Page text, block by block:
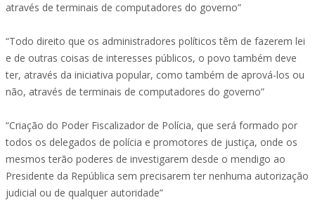
através de terminais de computadores do governo”
“Todo direito que os administradores políticos têm de fazerem lei
e de outras coisas de interesses públicos, o povo também deve
ter, através da iniciativa popular, como também de aprová-los ou
não, através de terminais de computadores do governo”
“Criação do Poder Fiscalizador de Polícia, que será formado por
todos os delegados de polícia e promotores de justiça, onde os
mesmos terão poderes de investigarem desde o mendigo ao
Presidente da República sem precisarem ter nenhuma autorização
judicial ou de qualquer autoridade”